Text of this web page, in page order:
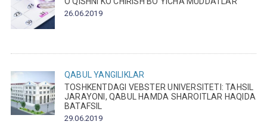
26.06.2019
QABUL YANGILIKLAR
TOSHKENTDAGI VEBSTER UNIVERSITETI: TAHSIL
JARAYONI, QABUL HAMDA SHAROITLAR HAQIDA
BATAFSIL
29.06.2019